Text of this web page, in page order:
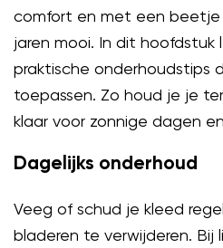
comfort en met een
jaren mooi. In dit hoofdstuk
praktische onderhoudstips
toepassen. Zo houd je je
klaar voor zonnige dagen
Dagelijks onderhoud
Veeg of schud je kleed
bladeren te verwijderen. Bij